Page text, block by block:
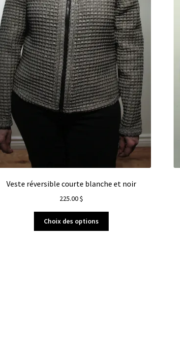
Veste réversible courte blanche et noir
225.00$
Choix des options